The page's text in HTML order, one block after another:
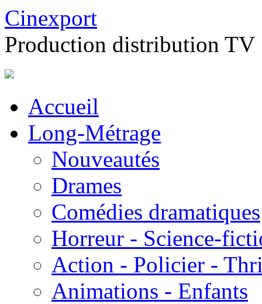
Cinexport
Production distribution TV
Accueil
Long-Métrage
Nouveautés
Drames
Comédies dramatiques
Horreur - Science-
Action - Policier -
Animations - Enfants